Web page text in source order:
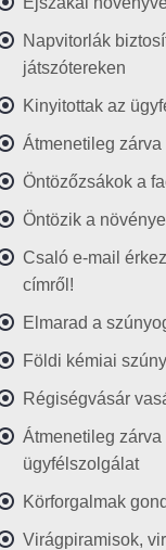
Napvitorlák
játszótereken
Kinyitottak az
Átmenetileg
Öntözőzsákok a
Öntözik a
Csaló e-mail
címről!
Elmarad a
Földi kémiai
Régiségvásár
Átmenetileg
ügyfélszolgálat
Körforgalmak
Virágpiramisok,